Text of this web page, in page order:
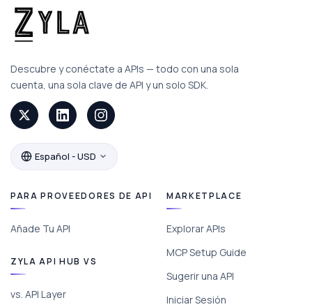
Descubre y conéctate a APIs — todo con una sola
cuenta, una sola clave de API y un solo SDK.
Español - USD
PARA PROVEEDORES DE API
Añade Tu API
ZYLA API HUB VS
vs. API Layer
MARKETPLACE
Explorar APIs
MCP Setup Guide
Sugerir una API
Iniciar Sesión